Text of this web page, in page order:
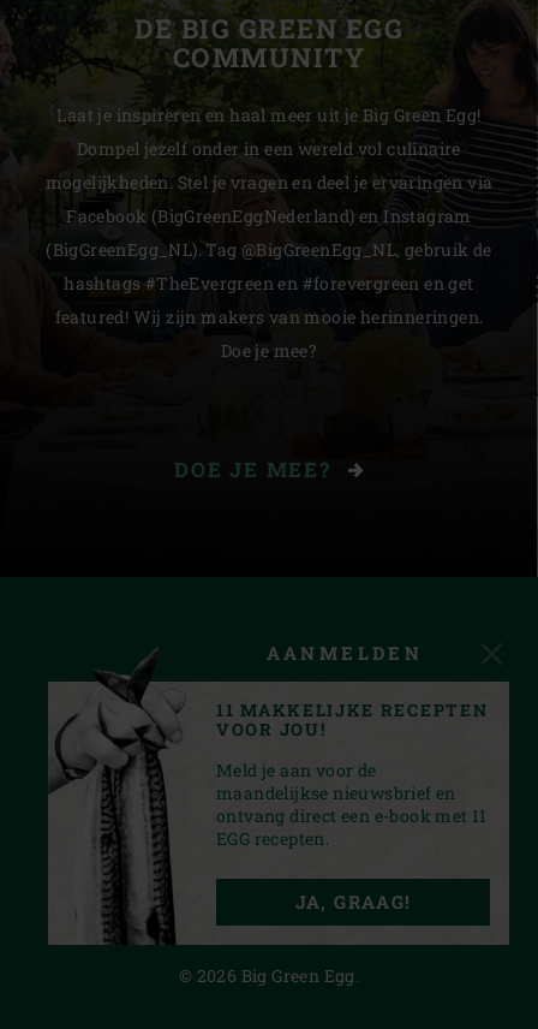
DE BIG GREEN EGG
COMMUNITY
Laat je inspireren en haal meer uit je Big Green Egg!
Dompel jezelf onder in een wereld vol culinaire
mogelijkheden. Stel je vragen en deel je ervaringen via
Facebook (BigGreenEggNederland) en Instagram
(BigGreenEgg_NL). Tag @BigGreenEgg_NL, gebruik de
hashtags #TheEvergreen en #forevergreen en get
featured! Wij zijn makers van mooie herinneringen.
Doe je mee?
DOE JE MEE?
INSTAGRAMYOUTUBETIKTOKFACEBOOKPINTEREST
PRIVACY STATEMENT
© 2026 Big Green Egg.
AANMELDEN
11 MAKKELIJKE RECEPTEN
VOOR JOU!
Meld je aan voor de
maandelijkse nieuwsbrief en
ontvang direct een e-book met 11
EGG recepten.
JA, GRAAG!